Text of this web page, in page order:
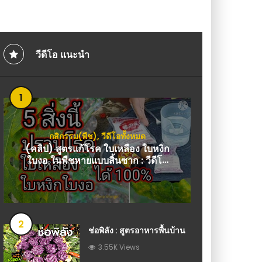
วีดีโอ แนะนำ
1
กสิกรรม(พืช), วีดีโอทั้งหมด
(คลิป) สูตรแก้โรค ใบเหลือง ใบหงิก
ใบงอ ในพืชหายแบบสิ้นซาก : วีดีโอ
เกษตร
2 ช่อพิลัง : สูตรอาหารพื้นบ้าน
3.55K Views